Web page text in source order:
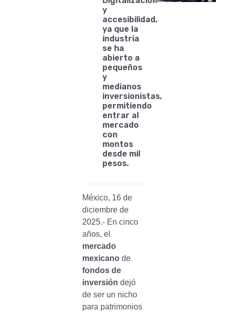
y
accesibilidad,
ya que la
industria
se ha
abierto a
pequeños
y
medianos
inversionistas,
permitiendo
entrar al
mercado
con
montos
desde mil
pesos.
México, 16 de
diciembre de
2025.- En cinco
años, el
mercado
mexicano de
fondos de
inversión dejó
de ser un nicho
para patrimonios